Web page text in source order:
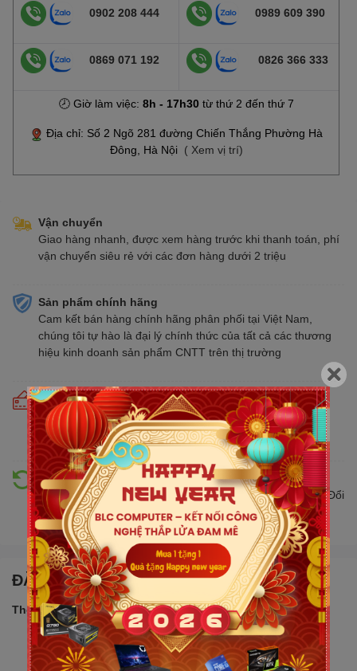
0902 208 444 0989 609 390
0869 071 192 0826 366 333
🕗 Giờ làm việc: 8h - 17h30từ thứ 2 đến thứ 7
Địa chỉ: Số 2 Ngõ 281 đường Chiến Thắng Phường Hà
Đông, Hà Nội ( Xem vị trí)
Vận chuyển
Giao hàng nhanh, được xem hàng trước khi thanh toán, phí
vận chuyển siêu rẻ với các đơn hàng dưới 2 triệu
Sản phẩm chính hãng
Cam kết bán hàng chính hãng phân phối tại Việt Nam,
chúng tôi tự hào là đại lý chính thức của tất cả các thương
hiệu kinh doanh sản phẩm CNTT trên thị trường
Cam kết giá tốt
Giá tốt hơn từ 10% - 30% so với thị trường. Liên tục cập
nhật giá mới nhất, cạnh tranh
Hỗ trợ đổi trả
Đổi trả hàng lên đến 30 ngày nếu có lỗi do nhà sản xuất. Đổi
trả hàng không cần lý do với mức phí ưu đãi
ĐẶC ĐIỂM NỔI BẬT
Thông số sản phẩm:
Bộ VXL: Core i5 13420H